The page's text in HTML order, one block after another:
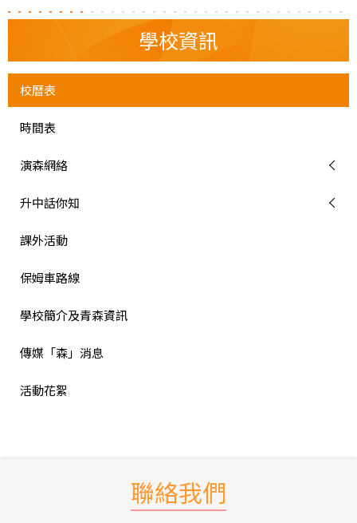
學校資訊
校曆表
時間表
演森網絡
升中話你知
課外活動
保姆車路線
學校簡介及青森資訊
傳媒「森」消息
活動花絮
聯絡我們